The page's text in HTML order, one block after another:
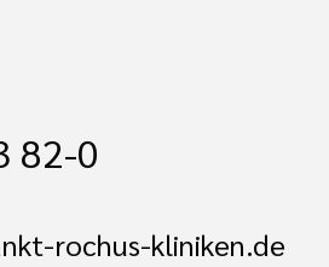
82-0
rochus-kliniken.de